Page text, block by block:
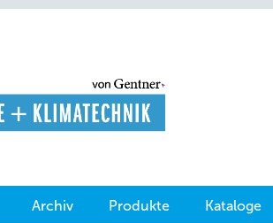
Archiv Produkte Kataloge